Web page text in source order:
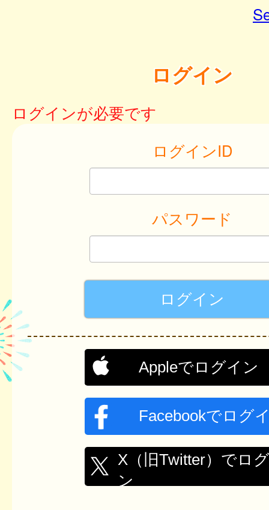
ログイン
ログインが必要です
ログインID
パスワード
Appleでログイン
Facebookでログ
X（旧Twitter）でロ
ン